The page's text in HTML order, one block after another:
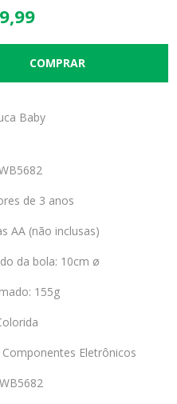
Baby
de 3 anos
AA (não inclusas)
da bola: 10cm ø
155g
Eletrônicos